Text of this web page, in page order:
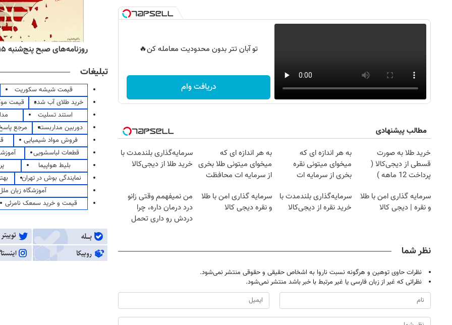
تو آبان تتر بدون محدودیت معامله کن🔥
دریافت وام
مطالب پیشنهادی
خرید طلا به صورت
قسطی از دیجی‌کالا (
پرداخت 12 ماهه )
به هر اندازه ای که
میخوای میتونی نقره
بخری از سرمایه ات
به هر اندازه ای که
میخوای میتونی طلا بخری
از سرمایه ات محافظت
سرمایه‌گذاری بلندمدت با
خرید طلا از دیجی‌کالا
سرمایه گذاری امن با طلا
و نقره | دیجی کالا
سرمایه‌گذاری بلندمدت با
خرید نقره از دیجی‌کالا
سرمایه گذاری امن با طلا
و نقره دیجی کالا
من نمیفهمم وقتی زانو
درد درمان داره، چرا
دردش رو داری تحمل
نظر شما
نظرات حاوی توهین و هرگونه نسبت ناروا به اشخاص حقیقی و حقوقی منتشر نمی‌شود.
نظراتی که غیر از زبان فارسی یا غیر مرتبط با خبر باشد منتشر نمی‌شود.
روزنامه‌های اقتصادی پنج‌شنبه ۱۵ مرداد ۱۴۰۵ روزنامه‌های صبح پنج‌شنبه ۱۵ مرداد ۱۴۰۵
تبلیغات
قیمت شیشه سکوریت
خرید طلای آب شده
قیمت
استند تسلیت
دوربین مداربسته
مرجع
فروش مواد شیمیایی
قطعات لباسشویی
بلیط هواپیما
نمایندگی بوش در تهران
آموزشگاه زبان
قیمت و خرید سمعک نامرئی